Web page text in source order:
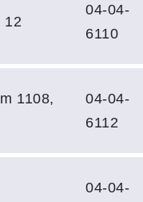
12
04-04-
6110
1108,
04-04-
6112
04-04-